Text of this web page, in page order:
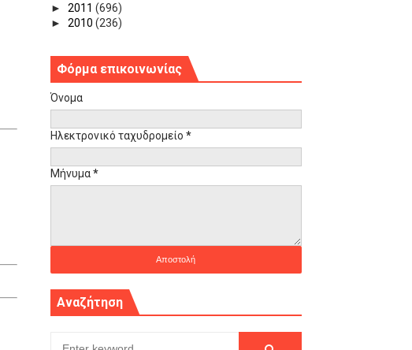
► 2011 (696)
► 2010 (236)
Φόρμα επικοινωνίας
Όνομα
Ηλεκτρονικό ταχυδρομείο *
Μήνυμα*
Αναζήτηση